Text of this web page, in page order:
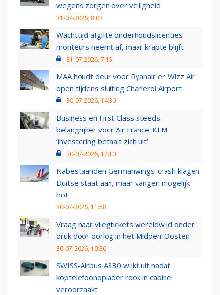
wegens zorgen over veiligheid
31-07-2026, 8:03
Wachttijd afgifte onderhoudslicenties
monteurs neemt af, maar krapte blijft
31-07-2026, 7:15
MAA houdt deur voor Ryanair en Wizz Air
open tijdens sluiting Charleroi Airport
30-07-2026, 14:30
Business en First Class steeds
belangrijker voor Air France-KLM:
‘investering betaalt zich uit’
30-07-2026, 12:10
Nabestaanden Germanwings-crash klagen
Duitse staat aan, maar vangen mogelijk
bot
30-07-2026, 11:58
Vraag naar vliegtickets wereldwijd onder
druk door oorlog in het Midden-Oosten
30-07-2026, 10:36
SWISS-Airbus A330 wijkt uit nadat
koptelefoonoplader rook in cabine
veroorzaakt